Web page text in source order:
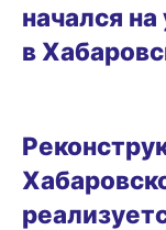
начался
в